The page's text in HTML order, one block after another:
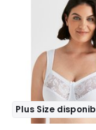
Plus Size